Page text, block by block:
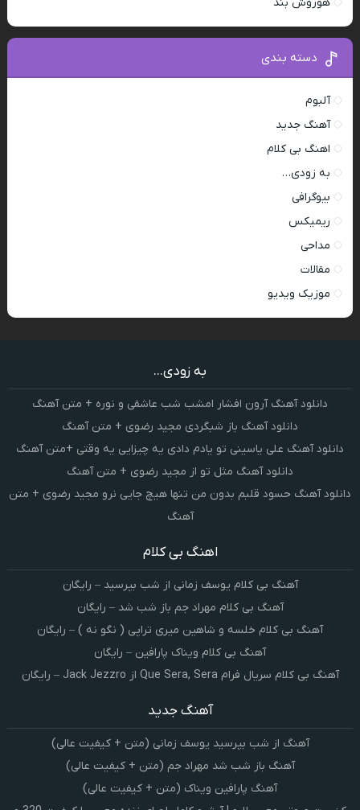
دسته بندی
آلبوم
آهنگ جدید
اهنگ بی کلام
به زودی…
بیوگرافی
ریمیکس
مداحی
مقالات
موزیک ویدیو
به زودی...
دانلود آهنگ آرون افشار امشب شب عاشقی و نوره + متن آهنگ
دانلود آهنگ باز شبگردی مجید رضوی + متن آهنگ
دانلود آهنگ علی یاسینی تو یادم دادی یه چیزایی یه وقتی +متن آهنگ
دانلود آهنگ مثل تو از مجید رضوی + متن آهنگ
دانلود آهنگ حسود قلبم بدون من تنها هیچ جایی نرو مجید رضوی + متن
آهنگ
اهنگ بی کلام
آهنگ بی کلام یوسف زمانی از شب بپرسید – رایگان
آهنگ بی کلام مهراد جم باز شب شد – رایگان
آهنگ بی کلام خلسه و شاهین میری تراپی ( نگو نه ) – رایگان
آهنگ بی کلام ویناک پارافین – رایگان
آهنگ بی کلام سریال فرام Que Sera, Sera از Jack Jezzro – رایگان
آهنگ جدید
آهنگ از شب بپرسید یوسف زمانی (متن + کیفیت عالی)
آهنگ باز شب شد مهراد جم (متن + کیفیت عالی)
آهنگ پارافین ویناک (متن + کیفیت عالی)